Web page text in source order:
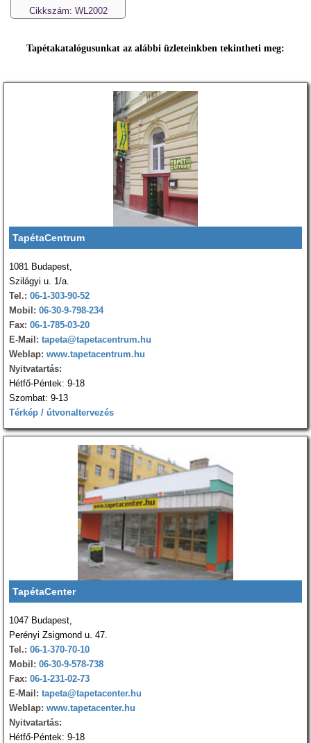
Cikkszám: WL2002
Tapétakatalógusunkat az alábbi üzleteinkben tekintheti meg:
TapétaCentrum
1081 Budapest,
Szilágyi u. 1/a.
Tel.: 06-1-303-90-52
Mobil: 06-30-9-798-234
Fax: 06-1-785-03-20
E-Mail: tapeta@tapetacentrum.hu
Weblap: www.tapetacentrum.hu
Nyitvatartás:
Hétfő-Péntek: 9-18
Szombat: 9-13
Térkép / útvonaltervezés
TapétaCenter
1047 Budapest,
Perényi Zsigmond u. 47.
Tel.: 06-1-370-70-10
Mobil: 06-30-9-578-738
Fax: 06-1-231-02-73
E-Mail: tapeta@tapetacenter.hu
Weblap: www.tapetacenter.hu
Nyitvatartás:
Hétfő-Péntek: 9-18